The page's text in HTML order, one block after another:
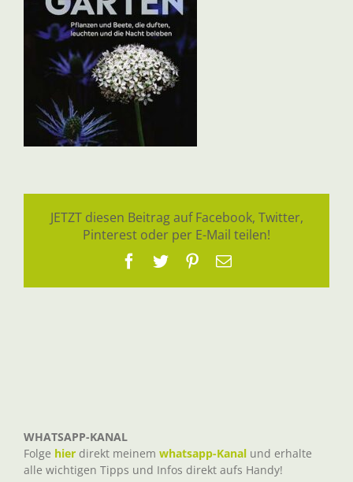
JETZT diesen Beitrag auf Facebook, Twitter,
Pinterest oder per E-Mail teilen!
Facebook
TwitterPinterest
E-
WHATSAPP-KANAL
Folge hier direkt meinem whatsapp-Kanal und erhalte
alle wichtigen Tipps und Infos direkt aufs Handy!